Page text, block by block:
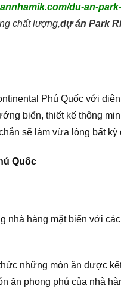
du-an-
chất lượng,dự án Park
Phú Quốc với
biển, thiết kế thông
sẽ làm vừa lòng bất kỳ
Quốc
nhà hàng mặt biển với
những món ăn được
ăn phong phú của nhà